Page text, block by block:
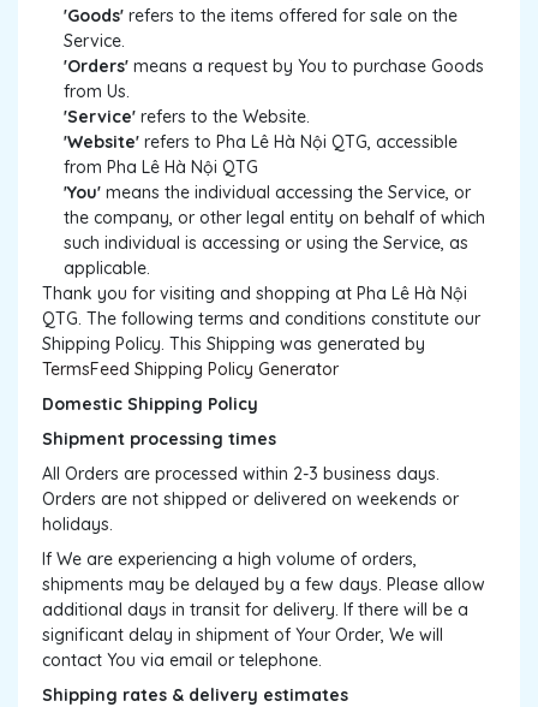
'Goods' refers to the items offered for sale on the
Service.
'Orders' means a request by You to purchase Goods
from Us.
'Service' refers to the Website.
'Website' refers to Pha Lê Hà Nội QTG, accessible
from Pha Lê Hà Nội QTG
'You' means the individual accessing the Service, or
the company, or other legal entity on behalf of which
such individual is accessing or using the Service, as
applicable.
Thank you for visiting and shopping at Pha Lê Hà Nội
QTG. The following terms and conditions constitute our
Shipping Policy. This Shipping was generated by
TermsFeed Shipping Policy Generator
Domestic Shipping Policy
Shipment processing times
All Orders are processed within 2-3 business days.
Orders are not shipped or delivered on weekends or
holidays.
If We are experiencing a high volume of orders,
shipments may be delayed by a few days. Please allow
additional days in transit for delivery. If there will be a
significant delay in shipment of Your Order, We will
contact You via email or telephone.
Shipping rates & delivery estimates